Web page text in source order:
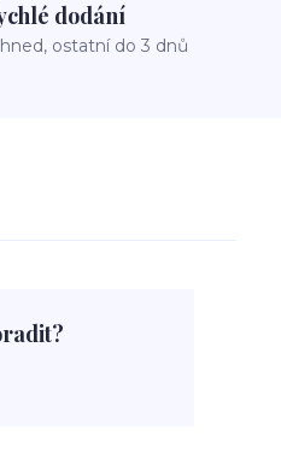
dodání
ostatní do 3 dnů